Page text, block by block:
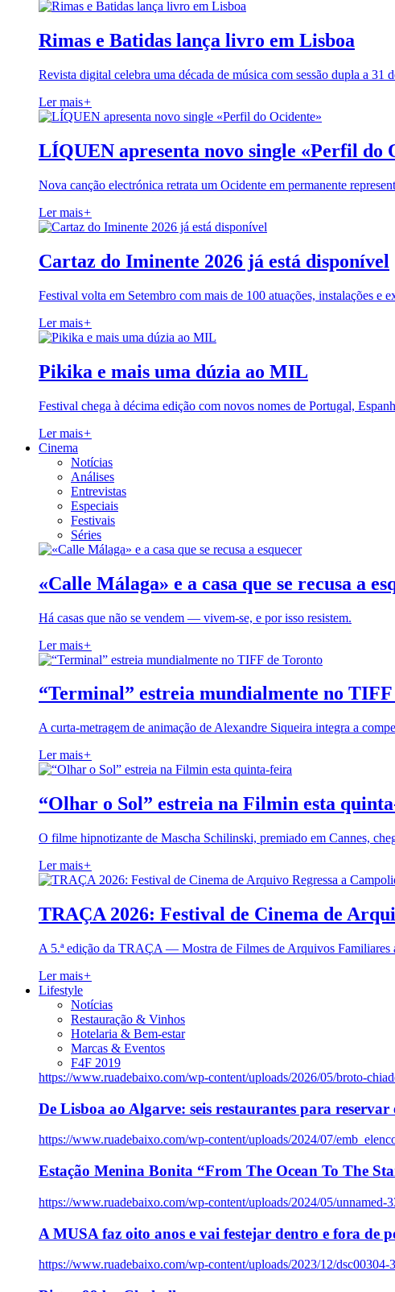
Rimas e Batidas lança livro em Lisboa
Revista digital celebra uma década de música com sessão dupla a 31
Ler mais+
LÍQUEN apresenta novo single «Perfil do
Nova canção electrónica retrata um Ocidente em permanente
Ler mais+
Cartaz do Iminente 2026 já está disponível
Festival volta em Setembro com mais de 100 atuações, instalações e
Ler mais+
Pikika e mais uma dúzia ao MIL
Festival chega à décima edição com novos nomes de Portugal,
Ler mais+
Cinema
Notícias
Análises
Entrevistas
Especiais
Festivais
Séries
«Calle Málaga» e a casa que se recusa a
Há casas que não se vendem — vivem-se, e por isso resistem.
Ler mais+
“Terminal” estreia mundialmente no
A curta-metragem de animação de Alexandre Siqueira integra a
Ler mais+
“Olhar o Sol” estreia na Filmin esta
O filme hipnotizante de Mascha Schilinski, premiado em Cannes,
Ler mais+
TRAÇA 2026: Festival de Cinema de
A 5.ª edição da TRAÇA — Mostra de Filmes de Arquivos Familiares
Ler mais+
Lifestyle
Notícias
Restauração & Vinhos
Hotelaria & Bem-estar
Marcas & Eventos
F4F 2019
https://www.ruadebaixo.com/wp-content/uploads/2026/05/broto-
De Lisboa ao Algarve: seis restaurantes para reservar
https://www.ruadebaixo.com/wp-content/uploads/2024/07/
Estação Menina Bonita “From The Ocean To The
https://www.ruadebaixo.com/wp-content/uploads/2024/05/unnamed-
A MUSA faz oito anos e vai festejar dentro e fora de
https://www.ruadebaixo.com/wp-content/uploads/2023/12/dsc00304-